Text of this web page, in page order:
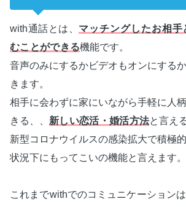
with通話とは、 マッチングしたお相手
むことができる機能です。
音声のみにするかビデオもオンにする
きます。
相手に会わずに家にいながら手軽に人
きる、、 新しい恋活・婚活方法と言え
新型コロナウイルスの感染拡大で積極
状況下にもってこいの機能と言えます。
これまでwithでのコミュニケーション